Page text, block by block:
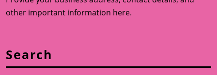
other important information here.
Search